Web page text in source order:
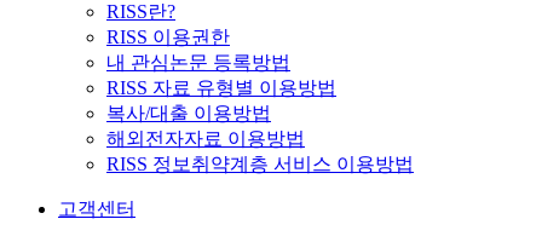
RISS란?
RISS 이용권한
내 관심논문 등록방법
RISS 자료 유형별 이용방법
복사/대출 이용방법
해외전자자료 이용방법
RISS 정보취약계층 서비스 이용방법
고객센터